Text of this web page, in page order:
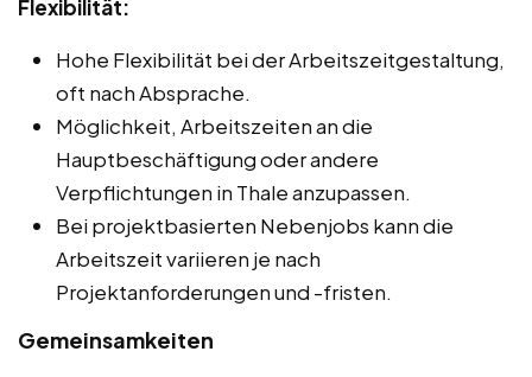
Flexibilität:
Hohe Flexibilität bei der Arbeitszeitgestaltung,
oft nach Absprache.
Möglichkeit, Arbeitszeiten an die
Hauptbeschäftigung oder andere
Verpflichtungen in Thale anzupassen.
Bei projektbasierten Nebenjobs kann die
Arbeitszeit variieren je nach
Projektanforderungen und -fristen.
Gemeinsamkeiten